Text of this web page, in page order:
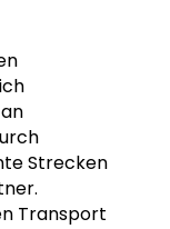
Strecken
Transport